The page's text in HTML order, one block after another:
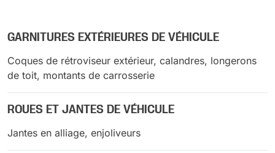
GARNITURES EXTÉRIEURES DE VÉHICULE
Coques de rétroviseur extérieur, calandres, longerons
de toit, montants de carrosserie
ROUES ET JANTES DE VÉHICULE
Jantes en alliage, enjoliveurs